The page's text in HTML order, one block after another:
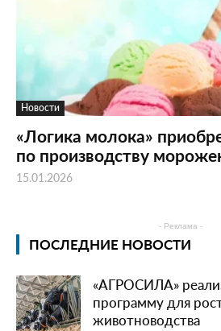
Новости
«Логика молока»
по производству
15.01.2026
- Реклама -
ПОСЛЕДНИЕ НОВОСТИ
«АГРОСИЛА»
программу для
животноводства